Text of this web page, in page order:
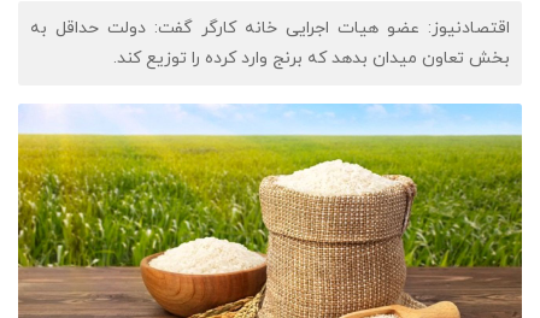
اقتصادنیوز: عضو هیات اجرایی خانه کارگر گفت: دولت حداقل به
بخش تعاون میدان بدهد که برنج وارد کرده را توزیع کند.